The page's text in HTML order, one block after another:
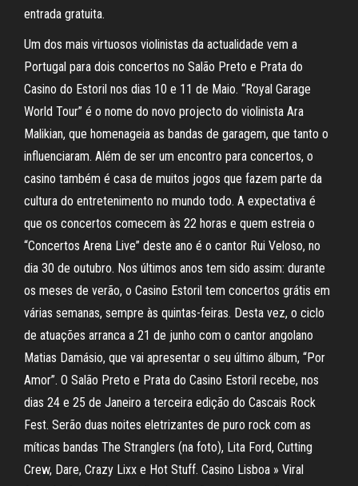
entrada gratuita.
Um dos mais virtuosos violinistas da actualidade vem a
Portugal para dois concertos no Salão Preto e Prata do
Casino do Estoril nos dias 10 e 11 de Maio. “Royal Garage
World Tour” é o nome do novo projecto do violinista Ara
Malikian, que homenageia as bandas de garagem, que tanto o
influenciaram. Além de ser um encontro para concertos, o
casino também é casa de muitos jogos que fazem parte da
cultura do entretenimento no mundo todo. A expectativa é
que os concertos comecem às 22 horas e quem estreia o
“Concertos Arena Live” deste ano é o cantor Rui Veloso, no
dia 30 de outubro. Nos últimos anos tem sido assim: durante
os meses de verão, o Casino Estoril tem concertos grátis em
várias semanas, sempre às quintas-feiras. Desta vez, o ciclo
de atuações arranca a 21 de junho com o cantor angolano
Matias Damásio, que vai apresentar o seu último álbum, “Por
Amor”. O Salão Preto e Prata do Casino Estoril recebe, nos
dias 24 e 25 de Janeiro a terceira edição do Cascais Rock
Fest. Serão duas noites eletrizantes de puro rock com as
míticas bandas The Stranglers (na foto), Lita Ford, Cutting
Crew, Dare, Crazy Lixx e Hot Stuff. Casino Lisboa » Viral